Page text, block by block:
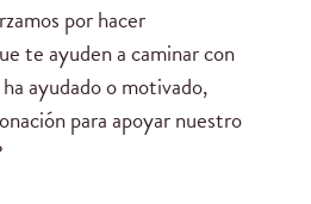
por hacer
te ayuden a caminar con
ayudado o motivado,
para apoyar nuestro